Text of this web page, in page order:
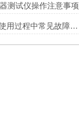
测试仪操作注意事项
SF6微水仪使用过程中常见故障现象解析